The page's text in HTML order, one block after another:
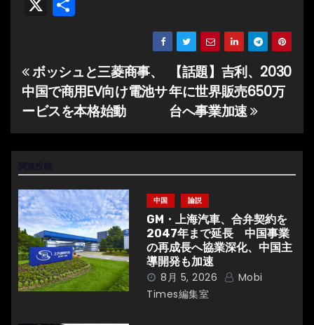
投
稿
ナ
ゲ
ー
シ
ョ
【話題】吉利、2030
年に世界販売650万
台へ事業加速
ボッシュと三菱商事、
中国で商用EV向け電池サ
ービスを本格始動
中国 論説
GM・上海汽車、合弁契約を
2047年まで延長 中国事業
の再成長へ協業深化、中国主
導開発も加速
8月 5, 2026
Mobi
Times編集室